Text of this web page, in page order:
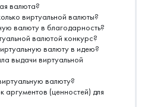
валюта?
виртуальной валюты?
валюту в благодарность?
валютой конкурс?
валюту в идею?
выдачи виртуальной
валюту?
аргументов (ценностей) для